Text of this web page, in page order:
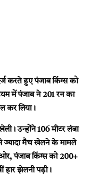
करते हुए पंजाब किंग्स को
में पंजाब ने 201 रन का
कर लिया।
उन्होंने 106 मीटर लंबा
ज्यादा मैच खेलने के मामले
ओर, पंजाब किंग्स को 200+
हार झेलनी पड़ी।